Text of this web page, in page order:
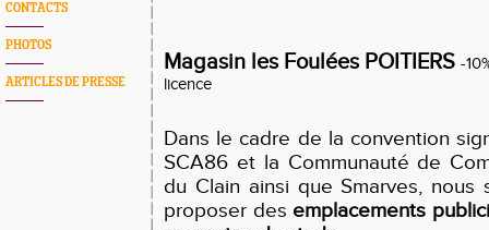
CONTACTS
PHOTOS
ARTICLES DE PRESSE
Magasin les Foulées POITIERS -
licence
Dans le cadre de la convention
SCA86 et la Communauté de
du Clain ainsi que Smarves, nous
proposer des emplacements